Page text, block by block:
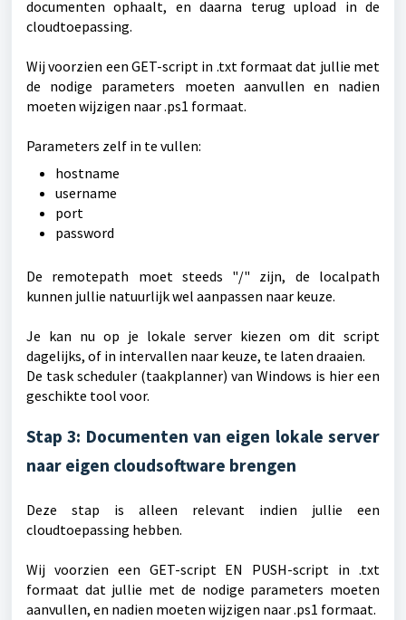
documenten ophaalt, en daarna terug upload in de
cloudtoepassing.
Wij voorzien een GET-script in .txt formaat dat jullie met
de nodige parameters moeten aanvullen en nadien
moeten wijzigen naar .ps1 formaat.
Parameters zelf in te vullen:
hostname
username
port
password
De remotepath moet steeds "/" zijn, de localpath
kunnen jullie natuurlijk wel aanpassen naar keuze.
Je kan nu op je lokale server kiezen om dit script
dagelijks, of in intervallen naar keuze, te laten draaien.
De task scheduler (taakplanner) van Windows is hier een
geschikte tool voor.
Stap 3: Documenten van eigen lokale server
naar eigen cloudsoftware brengen
Deze stap is alleen relevant indien jullie een
cloudtoepassing hebben.
Wij voorzien een GET-script EN PUSH-script in .txt
formaat dat jullie met de nodige parameters moeten
aanvullen, en nadien moeten wijzigen naar .ps1 formaat.